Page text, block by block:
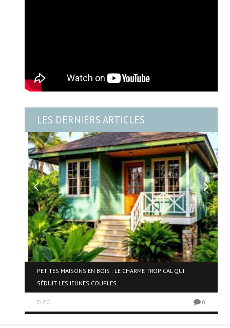
LES DERNIERS ARTICLES
PETITES MAISONS EN BOIS : LE CHARME TROPICAL QUI
SÉDUIT LES JEUNES COUPLES
D.CO 0